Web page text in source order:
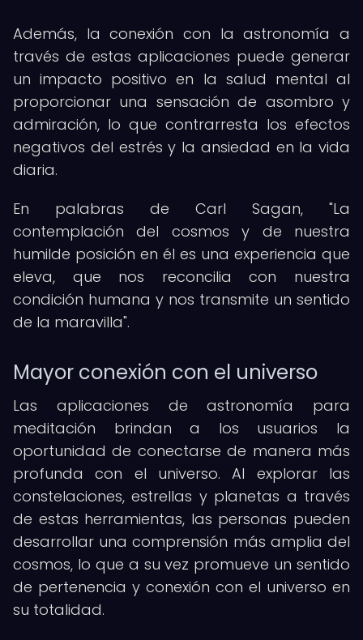
Además, la conexión con la astronomía a
través de estas aplicaciones puede generar
un impacto positivo en la salud mental al
proporcionar una sensación de asombro y
admiración, lo que contrarresta los efectos
negativos del estrés y la ansiedad en la vida
diaria.
En palabras de Carl Sagan, "La
contemplación del cosmos y de nuestra
humilde posición en él es una experiencia que
eleva, que nos reconcilia con nuestra
condición humana y nos transmite un sentido
de la maravilla".
Mayor conexión con el universo
Las aplicaciones de astronomía para
meditación brindan a los usuarios la
oportunidad de conectarse de manera más
profunda con el universo. Al explorar las
constelaciones, estrellas y planetas a través
de estas herramientas, las personas pueden
desarrollar una comprensión más amplia del
cosmos, lo que a su vez promueve un sentido
de pertenencia y conexión con el universo en
su totalidad.